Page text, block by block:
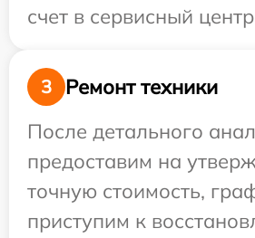
счет в сервисный
3
Ремонт техники
После детального
предоставим на
точную стоимость,
приступим к